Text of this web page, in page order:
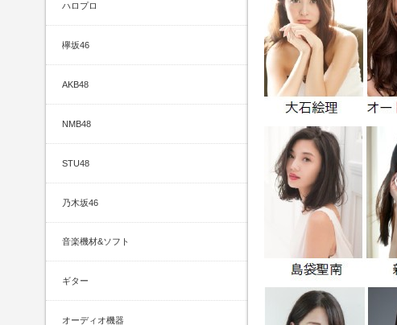
ハロプロ
欅坂46
AKB48
NMB48
STU48
乃木坂46
音楽機材&ソフト
ギター
オーディオ機器